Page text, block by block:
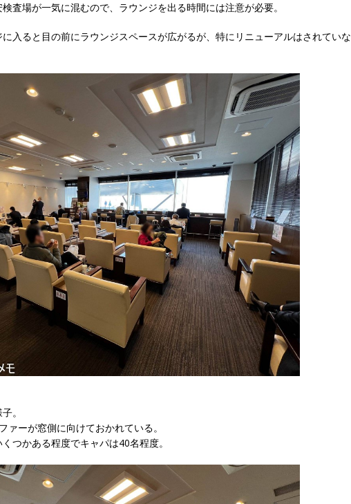
査場が一気に混むので、ラウンジを出る時間には注意が必要。
入ると目の前にラウンジスペースが広がるが、特にリニューアルはされていな
。
ァーが窓側に向けておかれている。
つかある程度でキャパは40名程度。